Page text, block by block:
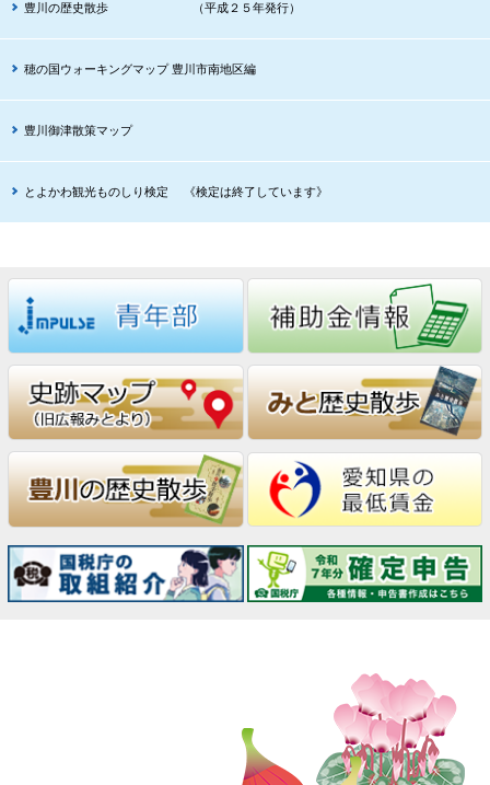
豊川の歴史散歩 （平成２５年発行）
穂の国ウォーキングマップ 豊川市南地区編
豊川御津散策マップ
とよかわ観光ものしり検定 《検定は終了しています》